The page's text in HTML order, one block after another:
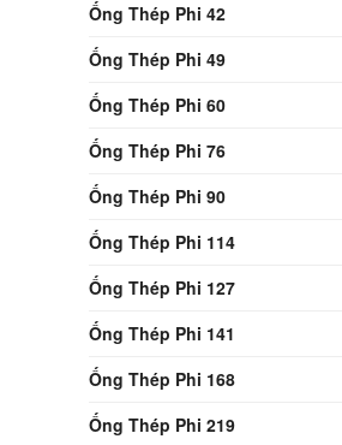
Ống Thép Phi 42
Ống Thép Phi 49
Ống Thép Phi 60
Ống Thép Phi 76
Ống Thép Phi 90
Ống Thép Phi 114
Ống Thép Phi 127
Ống Thép Phi 141
Ống Thép Phi 168
Ống Thép Phi 219